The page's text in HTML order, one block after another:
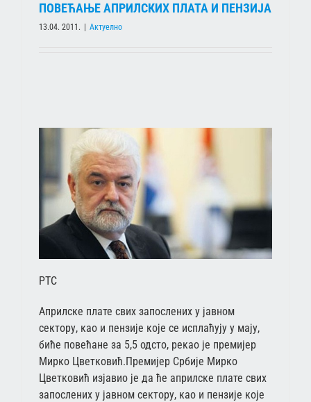
ПОВЕЋАЊЕ АПРИЛСКИХ ПЛАТА И ПЕНЗИЈА
13.04. 2011. Актуелно
РТС
Априлске плате свих запослених у јавном
сектору, као и пензије које се исплаћују у мају,
биће повећане за 5,5 одсто, рекао је премијер
Мирко Цветковић.Премијер Србије Мирко
Цветковић изјавио је да ће априлске плате свих
запослених у јавном сектору, као и пензије које